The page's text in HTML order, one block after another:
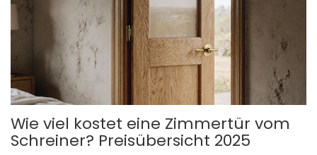
Wie viel kostet eine Zimmertür vom
Schreiner? Preisübersicht 2025